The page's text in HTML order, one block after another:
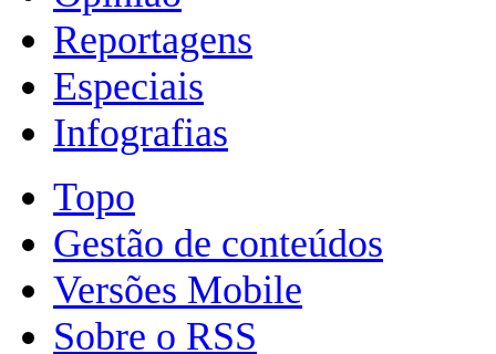
Reportagens
Especiais
Infografias
Topo
Gestão de conteúdos
Versões Mobile
Sobre o RSS